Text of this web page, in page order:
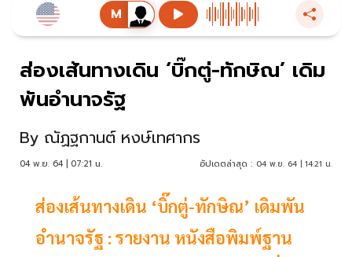
ส่องเส้นทางเดิน ‘บิ๊กตู่-ทักษิณ’ เดิม
พันอำนาจรัฐ
By ณัฏฐกานต์ หงษ์เทศากร
04 พ.ย. 64 | 07:21 น. อัปเดตล่าสุด : 04 พ.ย. 64 | 14:21 น.
ส่องเส้นทางเดิน ‘บิ๊กตู่-ทักษิณ’ เดิมพัน
อำนาจรัฐ : รายงาน หนังสือพิมพ์ฐาน